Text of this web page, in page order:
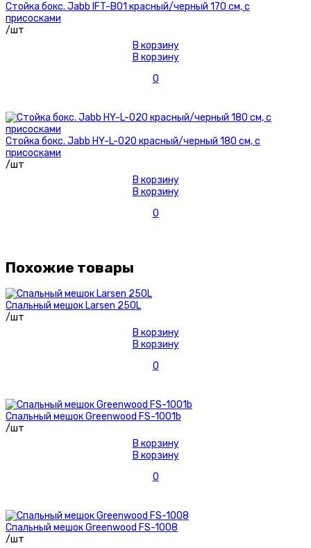
Стойка бокс. Jabb IFT-B01 красный/черный 170 см, с
присосками
/шт
В корзину
В корзину
0
Стойка бокс. Jabb HY-L-020 красный/черный 180 см, с
присосками
/шт
В корзину
В корзину
0
Похожие товары
Спальный мешок Larsen 250L
/шт
В корзину
В корзину
0
Спальный мешок Greenwood FS-1001b
/шт
В корзину
В корзину
0
Спальный мешок Greenwood FS-1008
/шт